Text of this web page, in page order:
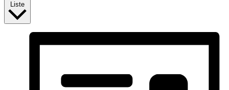
Liste